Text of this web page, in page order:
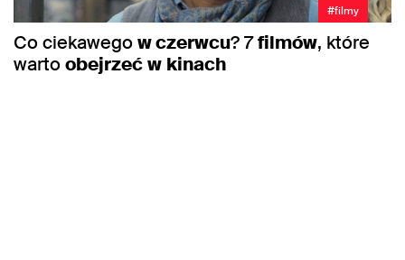
#filmy
Co ciekawegow czerwcu? 7filmów, które
wartoobejrzećw kinach